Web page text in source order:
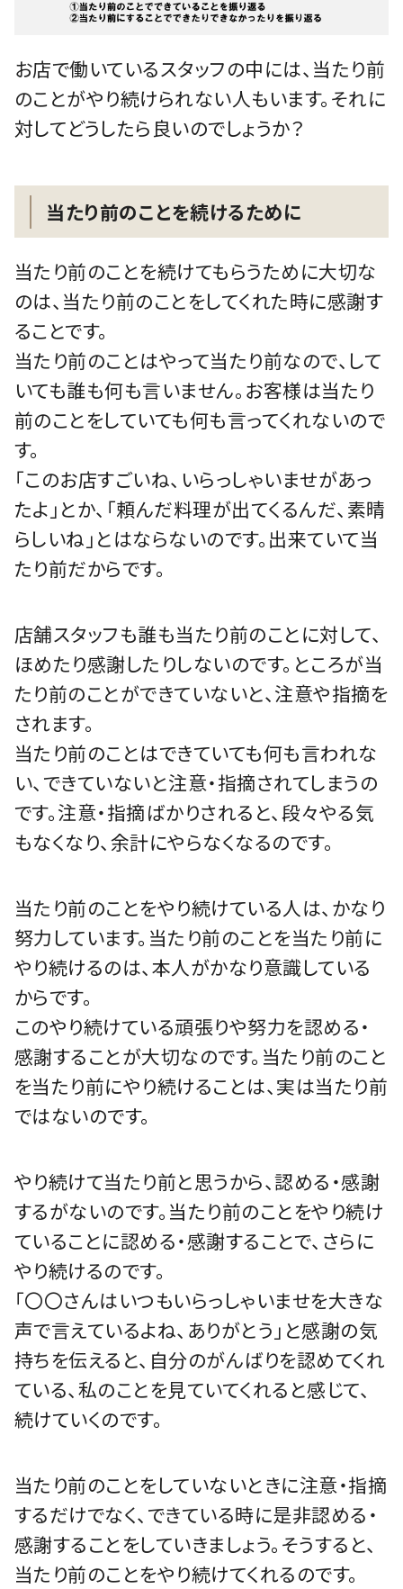
お店で働いているスタッフの中には、当たり前
のことがやり続けられない人もいます。それに
対してどうしたら良いのでしょうか？
当たり前のことを続けるために
当たり前のことを続けてもらうために大切な
のは、当たり前のことをしてくれた時に感謝す
ることです。
当たり前のことはやって当たり前なので、して
いても誰も何も言いません。お客様は当たり
前のことをしていても何も言ってくれないので
す。
「このお店すごいね、いらっしゃいませがあっ
たよ」とか、「頼んだ料理が出てくるんだ、素晴
らしいね」とはならないのです。出来ていて当
たり前だからです。
店舗スタッフも誰も当たり前のことに対して、
ほめたり感謝したりしないのです。ところが当
たり前のことができていないと、注意や指摘を
されます。
当たり前のことはできていても何も言われな
い、できていないと注意・指摘されてしまうの
です。注意・指摘ばかりされると、段々やる気
もなくなり、余計にやらなくなるのです。
当たり前のことをやり続けている人は、かなり
努力しています。当たり前のことを当たり前に
やり続けるのは、本人がかなり意識している
からです。
このやり続けている頑張りや努力を認める・
感謝することが大切なのです。当たり前のこと
を当たり前にやり続けることは、実は当たり前
ではないのです。
やり続けて当たり前と思うから、認める・感謝
するがないのです。当たり前のことをやり続け
ていることに認める・感謝することで、さらに
やり続けるのです。
「〇〇さんはいつもいらっしゃいませを大きな
声で言えているよね、ありがとう」と感謝の気
持ちを伝えると、自分のがんばりを認めてくれ
ている、私のことを見ていてくれると感じて、
続けていくのです。
当たり前のことをしていないときに注意・指摘
するだけでなく、できている時に是非認める・
感謝することをしていきましょう。そうすると、
当たり前のことをやり続けてくれるのです。